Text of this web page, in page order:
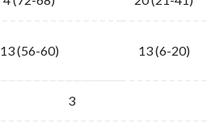
13 (56-60) 13 (6-20)
3